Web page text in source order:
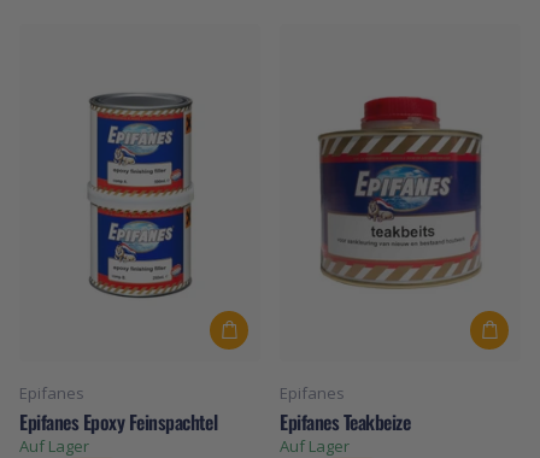
Epifanes
Epifanes Epoxy Feinspachtel
Auf Lager
Epifanes
Epifanes Teakbeize
Auf Lager